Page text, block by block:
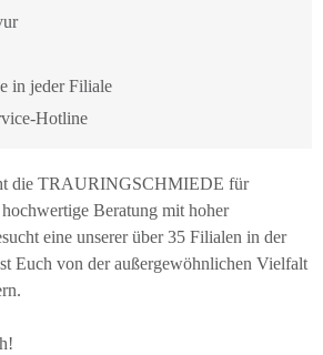
in jeder Filiale
Hotline
die TRAURINGSCHMIEDE für
Beratung mit hoher
eine unserer über 35 Filialen in der
Euch von der außergewöhnlichen Vielfalt